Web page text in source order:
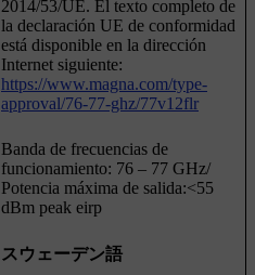
2014/53/UE. El texto completo de
la declaración UE de conformidad
está disponible en la dirección
Internet siguiente:
https://www.magna.com/type-
approval/76-77-ghz/77v12flr
Banda de frecuencias de
funcionamiento: 76 – 77 GHz/
Potencia máxima de salida:<55
dBm peak eirp
スウェーデン語